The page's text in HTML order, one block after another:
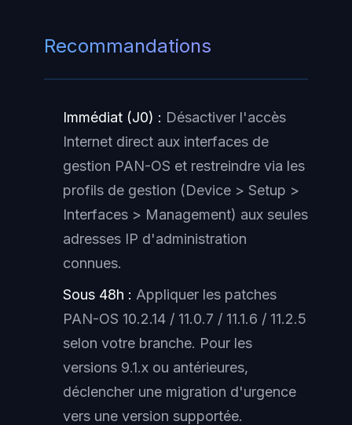
Recommandations
Immédiat (J0) : Désactiver l'accès
Internet direct aux interfaces de
gestion PAN-OS et restreindre via les
profils de gestion (Device > Setup >
Interfaces > Management) aux seules
adresses IP d'administration
connues.
Sous 48h : Appliquer les patches
PAN-OS 10.2.14 / 11.0.7 / 11.1.6 / 11.2.5
selon votre branche. Pour les
versions 9.1.x ou antérieures,
déclencher une migration d'urgence
vers une version supportée.